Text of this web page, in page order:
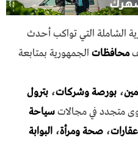
الشاملة التي تواكب أحدث
محافظات الجمهورية بمتابعة
، بورصة وشركات، بترول
متجدد في مجالاتسياحة
عقارات، صحة ومرأة، البوابة